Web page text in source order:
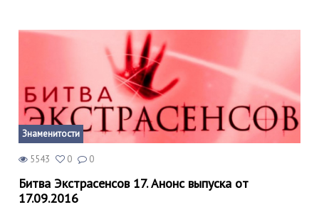
Знаменитости
5543 0 0
Битва Экстрасенсов 17. Анонс выпуска от
17.09.2016